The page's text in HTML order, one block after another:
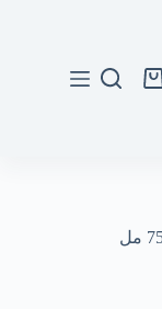
عطر مسك عبق الرمان من إبراهيم القرشي – 75 مل